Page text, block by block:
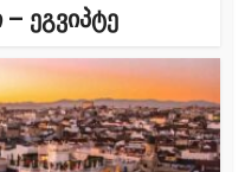
ეგვიპტე